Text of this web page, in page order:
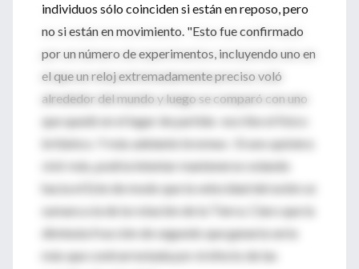
individuos sólo coinciden si están en reposo, pero
no si están en movimiento. "Esto fue confirmado
por un número de experimentos, incluyendo uno en
el que un reloj extremadamente preciso voló
alrededor del mundo y luego se comparó con uno
que quedó en el lugar de partida -escribe el físico
británico. Y más adelante bromea-: Si uno quisiera
vivir más, podría intentar mantenerse volando
hacia el Este de modo que la velocidad del avión se
sumara a la de la rotación de la Tierra. Claro que la
diminuta fracción de segundo que ganaría sería
más que contrarrestada por el efecto de las